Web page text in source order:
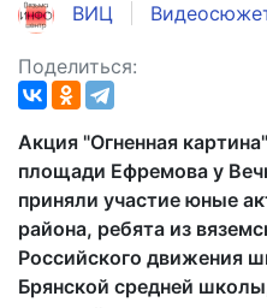
ВИЦ
Поделиться:
Акция "Огненная
площади Ефремова у
приняли участие юные
района, ребята из
Российского движения
Брянской средней